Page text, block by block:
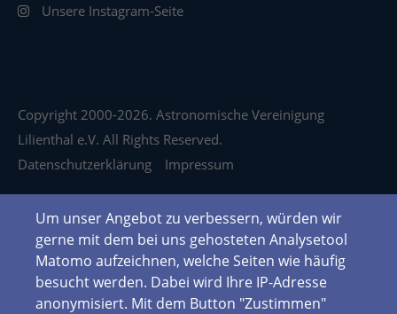
Unsere Instagram-Seite
Copyright 2000-2026. Astronomische Vereinigung
Lilienthal e.V. All Rights Reserved.
Datenschutzerklärung
Impressum
Um unser Angebot zu verbessern, würden wir
gerne mit dem bei uns gehosteten Analysetool
Matomo aufzeichnen, welche Seiten wie häufig
besucht werden. Dabei wird Ihre IP-Adresse
anonymisiert. Mit dem Button "Zustimmen"